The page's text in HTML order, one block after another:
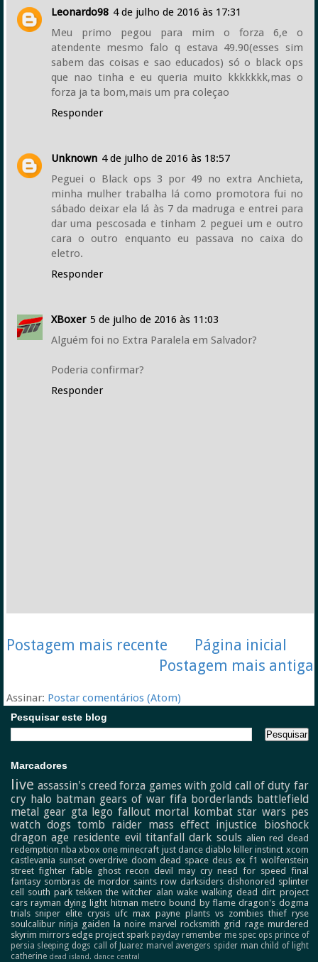
Leonardo98 4 de julho de 2016 às 17:31
Meu primo pegou para mim o forza 6,e o
atendente mesmo falo q estava 49.90(esses sim
sabem das coisas e sao educados) só o black ops
que nao tinha e eu queria muito kkkkkkk,mas o
forza ja ta bom,mais um pra coleçao
Responder
Unknown 4 de julho de 2016 às 18:57
Peguei o Black ops 3 por 49 no extra Anchieta,
minha mulher trabalha lá como promotora fui no
sábado deixar ela lá às 7 da madruga e entrei para
dar uma pescosada e tinham 2 peguei um e outro
cara o outro enquanto eu passava no caixa do
eletro.
Responder
XBoxer 5 de julho de 2016 às 11:03
Alguém foi no Extra Paralela em Salvador?
Poderia confirmar?
Responder
Postagem mais recente
Postagem mais antiga
Página inicial
Assinar: Postar comentários (Atom)
Pesquisar este blog
Marcadores
live assassin's creed forza games with gold call of duty far
cry halo batman gears of war fifa borderlands battlefield
metal gear gta lego fallout mortal kombat star wars pes
watch dogs tomb raider mass effect injustice bioshock
dragon age residente evil titanfall dark souls alien red dead
redemption nba xbox one minecraft just dance diablo killer instinct xcom
castlevania sunset overdrive doom dead space deus ex f1 wolfenstein
street fighter fable ghost recon devil may cry need for speed final
fantasy sombras de mordor saints row darksiders dishonored splinter
cell south park tekken the witcher alan wake walking dead dirt project
cars rayman dying light hitman metro bound by flame dragon's dogma
trials sniper elite crysis ufc max payne plants vs zombies thief ryse
soulcalibur ninja gaiden la noire marvel rocksmith grid rage murdered
skyrim mirrors edge project spark payday remember me spec ops prince of
persia sleeping dogs call of Juarez marvel avengers spider man child of light
catherine dead island. dance central